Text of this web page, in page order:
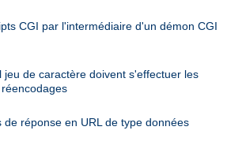
CGI par l'intermédiaire d'un démon CGI
jeu de caractère doivent s'effectuer les
de réponse en URL de type données